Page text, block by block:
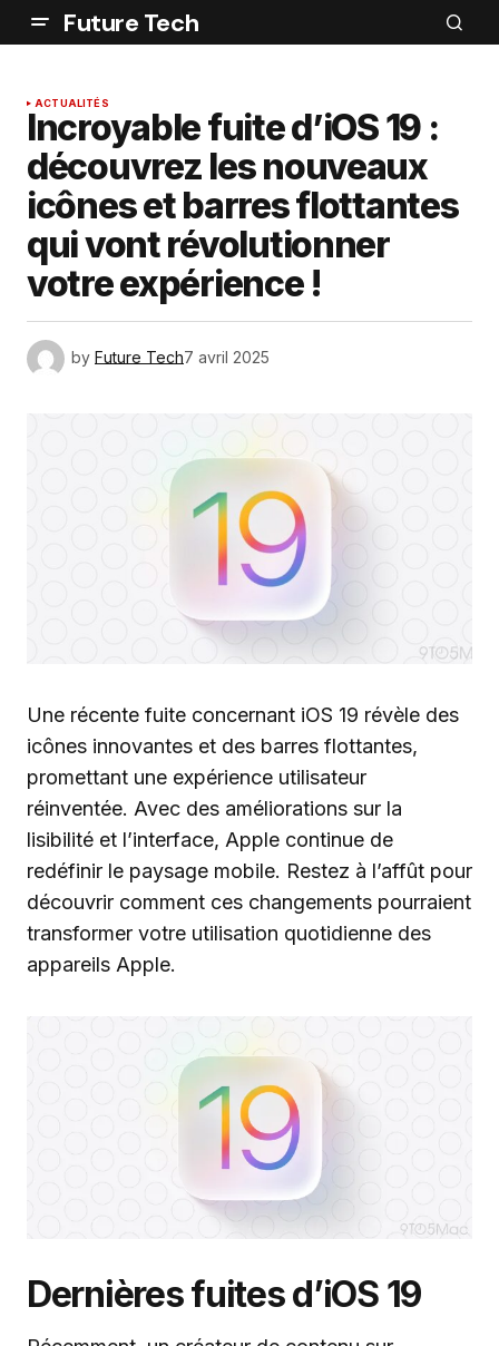
Future Tech
ACTUALITÉS
Incroyable fuite d’iOS 19 :
découvrez les nouveaux
icônes et barres flottantes
qui vont révolutionner
votre expérience !
by Future Tech7 avril 2025
Une récente fuite concernant iOS 19 révèle des
icônes innovantes et des barres flottantes,
promettant une expérience utilisateur
réinventée. Avec des améliorations sur la
lisibilité et l’interface, Apple continue de
redéfinir le paysage mobile. Restez à l’affût pour
découvrir comment ces changements pourraient
transformer votre utilisation quotidienne des
appareils Apple.
Dernières fuites d’iOS 19